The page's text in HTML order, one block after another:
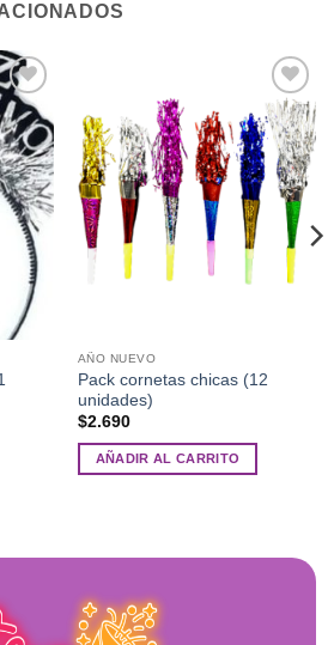
a la
de
Añadir
a la
lista de
deseos
AÑO NUEVO
Pack cornetas chicas (12
unidades)
$2.690
AÑADIR AL CARRITO